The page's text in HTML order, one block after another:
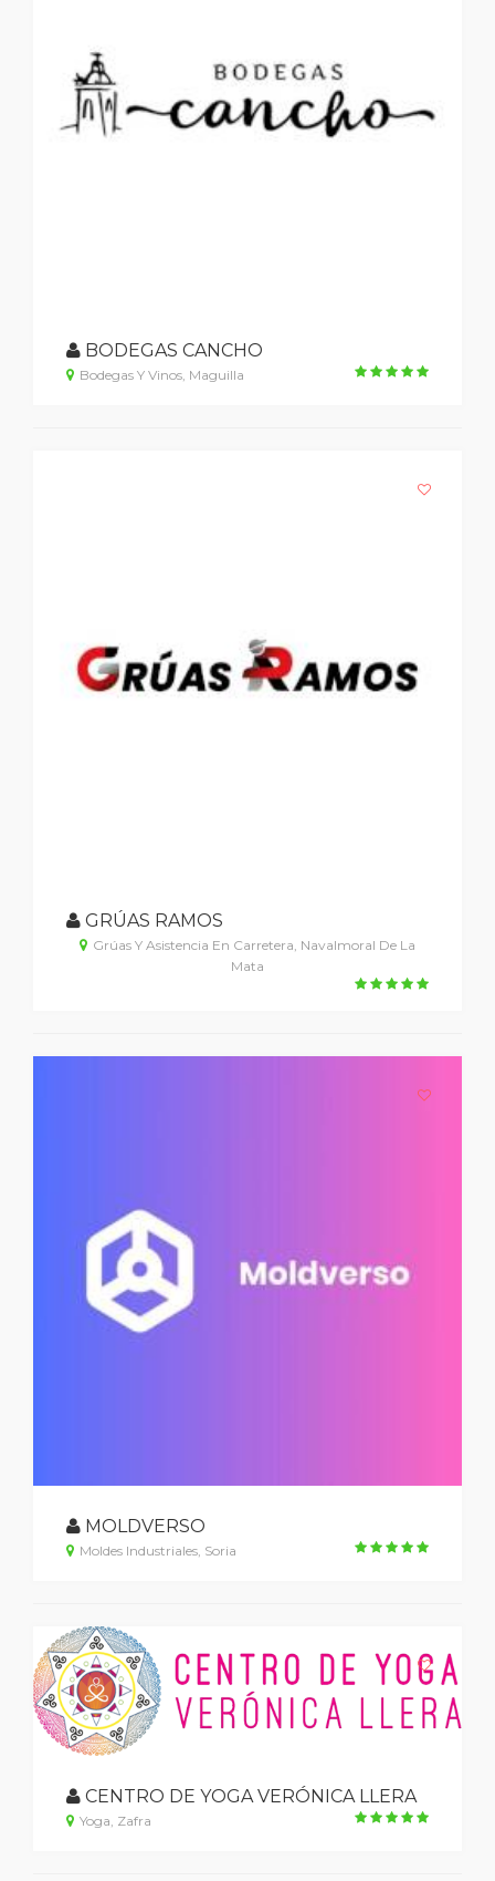
BODEGAS CANCHO
Bodegas Y Vinos, Maguilla
GRÚAS RAMOS
Grúas Y Asistencia En Carretera, Navalmoral De La
Mata
MOLDVERSO
Moldes Industriales, Soria
CENTRO DE YOGA VERÓNICA LLERA
Yoga, Zafra